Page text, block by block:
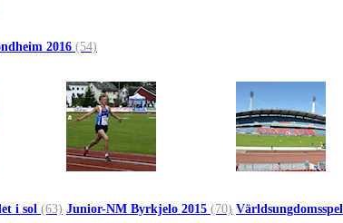
2016 (54)
i sol (63) Junior-NM Byrkjelo 2015 (70)